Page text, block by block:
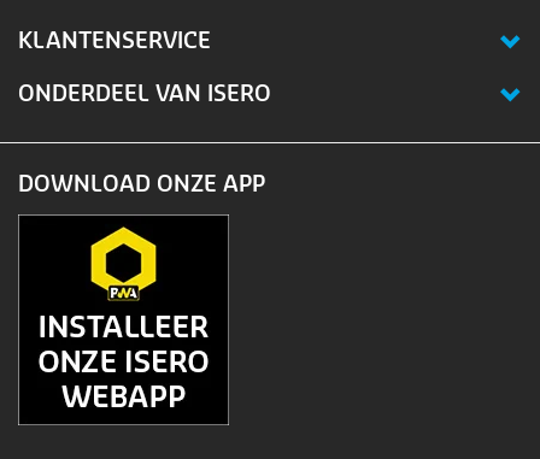
KLANTENSERVICE
ONDERDEEL VAN ISERO
DOWNLOAD ONZE APP